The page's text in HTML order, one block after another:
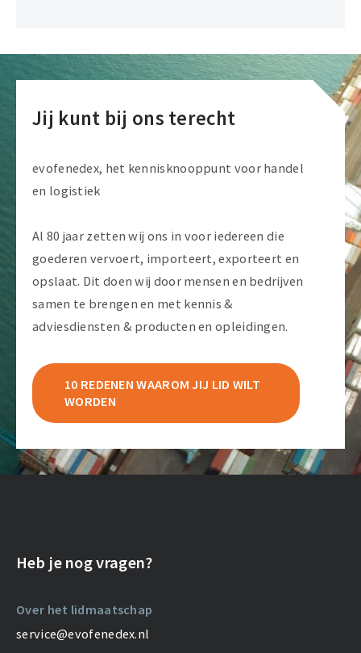
Jij kunt bij ons terecht
evofenedex, het kennisknooppunt voor handel
en logistiek
Al 80 jaar zetten wij ons in voor iedereen die
goederen vervoert, importeert, exporteert en
opslaat. Dit doen wij door mensen en bedrijven
samen te brengen en met kennis &
adviesdiensten & producten en opleidingen.
10 REDENEN WAAROM JIJ LID WILT
WORDEN
Heb je nog vragen?
Over het lidmaatschap
service@evofenedex.nl